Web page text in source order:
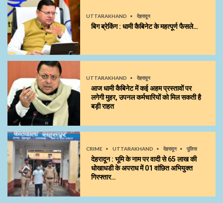
UTTARAKHAND देहरादून
बिग ब्रेकिंग : धामी कैबिनेट के महत्पूर्ण फैसले…
UTTARAKHAND देहरादून
आज धामी कैबिनेट में कई अहम प्रस्तावों पर
लगेगी मुहर, उपनल कर्मचारियों को मिल सकती है
बड़ी राहत
CRIME UTTARAKHAND देहरादून पुलिस
देहरादून : भूमि के नाम पर वादी से 65 लाख की
धोखाधडी के अपराध में 01 वांछित अभियुक्त
गिरफ्तार…